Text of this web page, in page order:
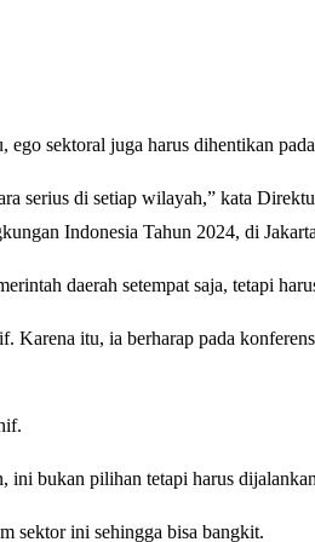
sektoral juga harus dihentikan
serius di setiap wilayah,” kata
Indonesia Tahun 2024, di
daerah setempat saja, tetapi
Karena itu, ia berharap pada
ini bukan pilihan tetapi harus
sektor ini sehingga bisa bangkit.